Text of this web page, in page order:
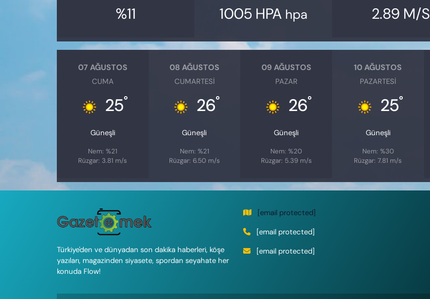
%11 1005 HPA hpa 2.89 M/S
07 AĞUSTOS
CUMA
25°
Güneşli
Nem: %21
Rüzgar: 3.81 m/s
08 AĞUSTOS
CUMARTESI
26°
Güneşli
Nem: %21
Rüzgar: 6.50 m/s
09 AĞUSTOS
PAZAR
26°
Güneşli
Nem: %20
Rüzgar: 5.39 m/s
10 AĞUSTOS
PAZARTESI
25°
Güneşli
Nem: %30
Rüzgar: 7.81 m/s
Türkiye'den ve dünyadan son dakika haberleri, köşe
yazıları, magazinden siyasete, spordan seyahate her
konuda Flow!
[email protected]
[email protected]
[email protected]
VAN VE DİYARBAKIR HABERLERİ